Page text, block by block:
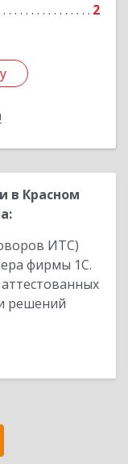
2
в Красном
ИТС)
фирмы 1С.
решений